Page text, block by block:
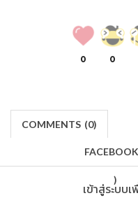
0 0
COMMENTS (0)
FACEBOOK
)
เข้าสู่ระบบ